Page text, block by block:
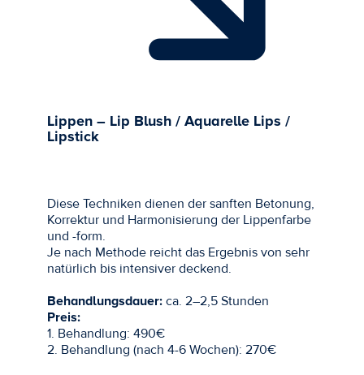
Lippen – Lip Blush / Aquarelle Lips /
Lipstick
Diese Techniken dienen der sanften Betonung,
Korrektur und Harmonisierung der Lippenfarbe
und -form.
Je nach Methode reicht das Ergebnis von sehr
natürlich bis intensiver deckend.
Behandlungsdauer: ca. 2–2,5 Stunden
Preis:
1. Behandlung: 490€
2. Behandlung (nach 4-6 Wochen): 270€